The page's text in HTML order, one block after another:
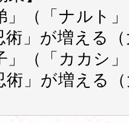
」（「ナルト
」が増える（
」（「カカシ
」が増える